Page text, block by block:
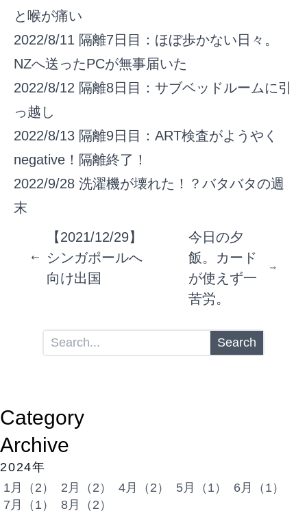
と喉が痛い
2022/8/11 隔離7日目：ほぼ歩かない日々。
NZへ送ったPCが無事届いた
2022/8/12 隔離8日目：サブベッドルームに引
っ越し
2022/8/13 隔離9日目：ART検査がようやく
negative！隔離終了！
2022/9/28 洗濯機が壊れた！？バタバタの週
末
【2021/12/29】
シンガポールへ
向け出国
今日の夕
飯。カード
が使えず一
苦労。
Search
Category
Archive
2024年
1月（2）
2月（2） 4月（2） 5月（1）
6月（1）
7月（1）
8月（2）